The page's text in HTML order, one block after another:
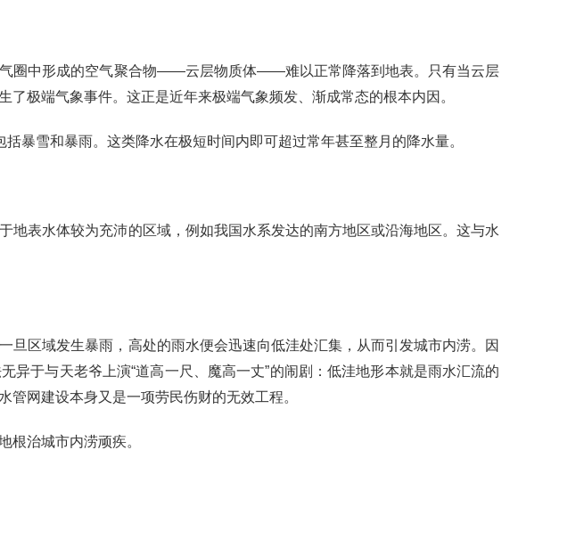
圈中形成的空气聚合物——云层物质体——难以正常降落到地表。只有当云层
极端气象事件。这正是近年来极端气象频发、渐成常态的根本内因。
暴雪和暴雨。这类降水在极短时间内即可超过常年甚至整月的降水量。
表水体较为充沛的区域，例如我国水系发达的南方地区或沿海地区。这与水
区域发生暴雨，高处的雨水便会迅速向低洼处汇集，从而引发城市内涝。因
于与天老爷上演“道高一尺、魔高一丈”的闹剧：低洼地形本就是雨水汇流的
网建设本身又是一项劳民伤财的无效工程。
根治城市内涝顽疾。